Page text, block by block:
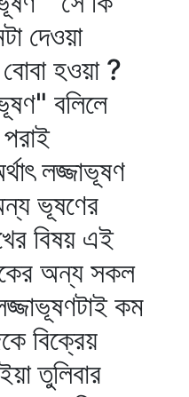
দেওয়া
বোবা হওয়া ?
বলিলে
লজ্জাভূষণ
ভূষণের
বিষয় এই
অন্য সকল
কম
বিক্রেয়
তুলিবার